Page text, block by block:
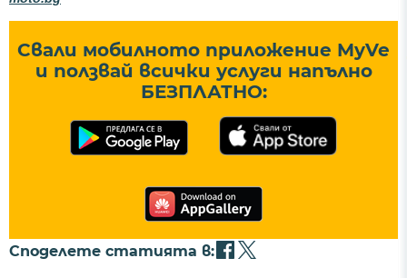
Свали мобилното приложение MyVe
и ползвай всички услуги напълно
БЕЗПЛАТНО:
Споделете статията в: